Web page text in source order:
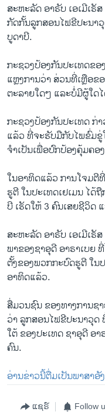
ພາສາຕ່າງໆ
ສະ​ຫະ​ລັດ​ ອາ​ຣັບ ເອ​ເມີ​ເຣັ​
ກັດ​ກັ້ນ​ລູກ​ສອນ​ໄຟ​ຂີ​ປະ​ນາ​
ບູ​ດາ​ບີ.
ກະ​ຊວງ​ປ້ອງ​ກັນ​ປະ​ເທດ​ຂອ
ແຫຼງການວ່າ ​ສ່ວນ​ທີ່​ເຫຼືອ​ຂ
ຕະ​ລາຍ​ໃດໆ ແລະ​ບໍ່​ມີ​ຜູ້​ໃດ​
ກະ​ຊວງ​ປ້ອງ​ກັນ​ປະ​ເທດ​ ກ່
ແລ້ວ ທີ່​ຈະ​ຮັບ​ມື​ກັບ​ໄພ​ຂົ່ມ​
ຈຳ​ເປັນເພື່ອປົກ​ປ້ອງ​ຄຸ້ມ​ຄອ
ໃນ​ອາ​ທິດ​ແລ້ວ ການ​ໂຈມ​ຕີ​
ຮູ​ຕີ ໃນ​ປະ​ເທດ​ເຢ​ເມນ ໄດ້​
ບີ ເຮັດ​ໃຫ້ 3 ຄົນ​ເສຍ​ຊີ​ວິດ
ສະ​ຫະ​ລັດ ​ອາ​ຣັບ ເອ​ເມີ​ເຣັ​
ພາ​ຂອງ​ຊາ​ອຸ​ດີ ອາ​ຣາ​ເບຍ
ຕັ້ງ​ຂອງພວກ​ກະ​ບົດ​ຮູ​ຕີ ໃນ​
ອາ​ທິດ​ແລ້ວ.
ສື່ມວນ​ຊົນ​ ຂອງ​ທາງ​ການ​ຊ
ວ່າ ລູກ​ສອນ​ໄຟ​ຂີ​ປະ​ນາ​ວຸດ
ໃຕ້ ​ຂອງ​ປະ​ເທດ​ ຊາ​ອຸ​ດີ ອ
ຄົນ.​
ອ່ານ​ຂ່າວນີ້​ຕື່ມ​ເປັນ​ພາ​ສາ​ອັ
ແຊຣ໌ Follow